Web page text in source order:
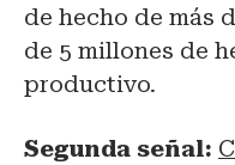
de hecho de más
de 5 millones de
productivo.
Segunda señal: